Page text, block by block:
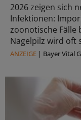
2026 zeigen sich
Infektionen:
zoonotische Fälle
Nagelpilz wird oft
ANZEIGE | Bayer Vital